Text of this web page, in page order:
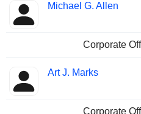
Michael G. Allen
Corporate
Art J. Marks
Corporate